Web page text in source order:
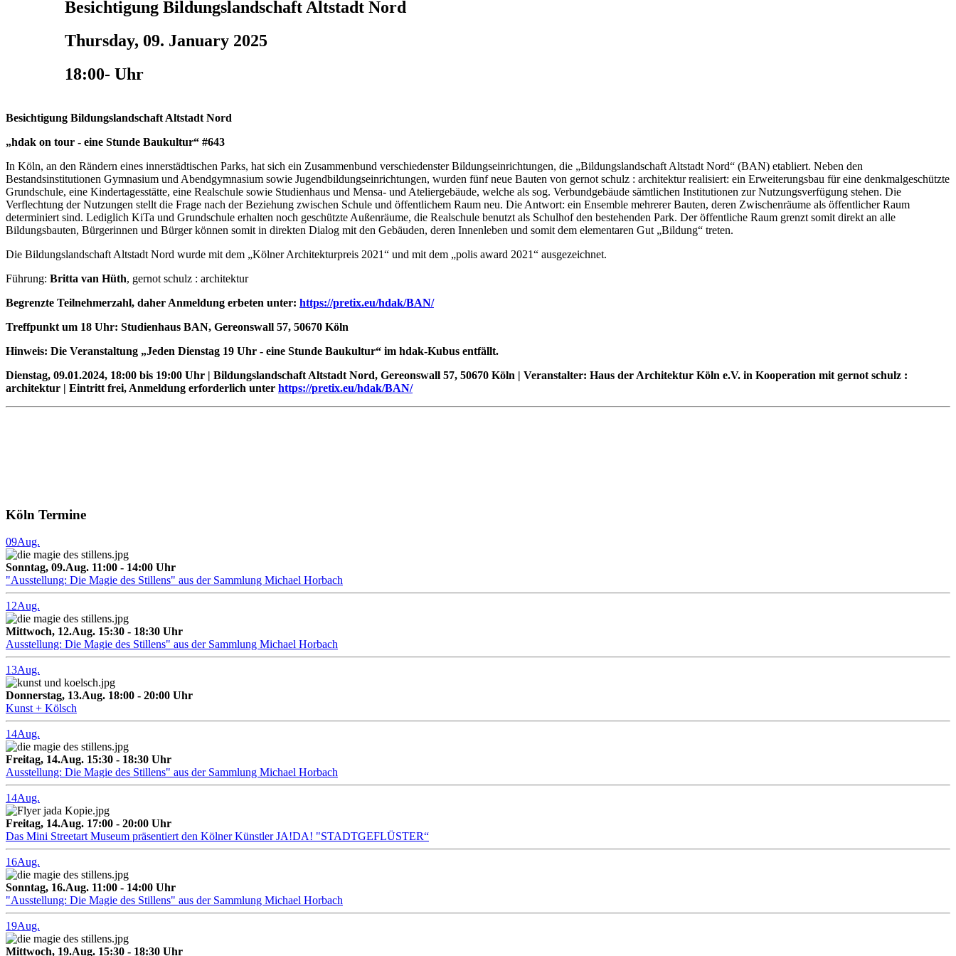
Besichtigung Bildungslandschaft Altstadt Nord
Thursday, 09. January 2025
18:00- Uhr
Besichtigung Bildungslandschaft Altstadt Nord
„hdak on tour - eine Stunde Baukultur“ #643
In Köln, an den Rändern eines innerstädtischen Parks, hat sich ein Zusammenbund verschiedenster Bildungseinrichtungen, die „Bildungslandschaft Altstadt Nord“ (BAN) etabliert. Neben den
Bestandsinstitutionen Gymnasium und Abendgymnasium sowie Jugendbildungseinrichtungen, wurden fünf neue Bauten von gernot schulz : architektur realisiert: ein Erweiterungsbau für eine denkmalgeschützte
Grundschule, eine Kindertagesstätte, eine Realschule sowie Studienhaus und Mensa- und Ateliergebäude, welche als sog. Verbundgebäude sämtlichen Institutionen zur Nutzungsverfügung stehen. Die
Verflechtung der Nutzungen stellt die Frage nach der Beziehung zwischen Schule und öffentlichem Raum neu. Die Antwort: ein Ensemble mehrerer Bauten, deren Zwischenräume als öffentlicher Raum
determiniert sind. Lediglich KiTa und Grundschule erhalten noch geschützte Außenräume, die Realschule benutzt als Schulhof den bestehenden Park. Der öffentliche Raum grenzt somit direkt an alle
Bildungsbauten, Bürgerinnen und Bürger können somit in direkten Dialog mit den Gebäuden, deren Innenleben und somit dem elementaren Gut „Bildung“ treten.
Die Bildungslandschaft Altstadt Nord wurde mit dem „Kölner Architekturpreis 2021“ und mit dem „polis award 2021“ ausgezeichnet.
Führung: Britta van Hüth, gernot schulz : architektur
Begrenzte Teilnehmerzahl, daher Anmeldung erbeten unter: https://pretix.eu/hdak/BAN/
Treffpunkt um 18 Uhr: Studienhaus BAN, Gereonswall 57, 50670 Köln
Hinweis: Die Veranstaltung „Jeden Dienstag 19 Uhr - eine Stunde Baukultur“ im hdak-Kubus entfällt.
Dienstag, 09.01.2024, 18:00 bis 19:00 Uhr | Bildungslandschaft Altstadt Nord, Gereonswall 57, 50670 Köln | Veranstalter: Haus der Architektur Köln e.V. in Kooperation mit gernot schulz :
architektur | Eintritt frei, Anmeldung erforderlich unter https://pretix.eu/hdak/BAN/
Köln Termine
09Aug.
Sonntag, 09.Aug. 11:00 - 14:00 Uhr
"Ausstellung: Die Magie des Stillens" aus der Sammlung Michael Horbach
12Aug.
Mittwoch, 12.Aug. 15:30 - 18:30 Uhr
Ausstellung: Die Magie des Stillens" aus der Sammlung Michael Horbach
13Aug.
Donnerstag, 13.Aug. 18:00 - 20:00 Uhr
Kunst + Kölsch
14Aug.
Freitag, 14.Aug. 15:30 - 18:30 Uhr
Ausstellung: Die Magie des Stillens" aus der Sammlung Michael Horbach
14Aug.
Freitag, 14.Aug. 17:00 - 20:00 Uhr
Das Mini Streetart Museum präsentiert den Kölner Künstler JA!DA! "STADTGEFLÜSTER“
16Aug.
Sonntag, 16.Aug. 11:00 - 14:00 Uhr
"Ausstellung: Die Magie des Stillens" aus der Sammlung Michael Horbach
19Aug.
Mittwoch, 19.Aug. 15:30 - 18:30 Uhr